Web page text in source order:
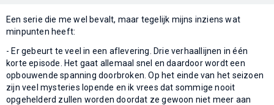
Een serie die me wel bevalt, maar tegelijk mijns inziens wat
minpunten heeft:
- Er gebeurt te veel in een aflevering. Drie verhaallijnen in één
korte episode. Het gaat allemaal snel en daardoor wordt een
opbouwende spanning doorbroken. Op het einde van het seizoen
zijn veel mysteries lopende en ik vrees dat sommige nooit
opgehelderd zullen worden doordat ze gewoon niet meer aan